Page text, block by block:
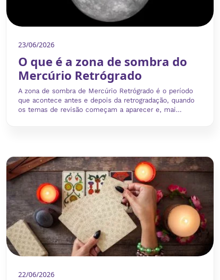
23/06/2026
O que é a zona de sombra do
Mercúrio Retrógrado
A zona de sombra de Mercúrio Retrógrado é o período
que acontece antes e depois da retrogradação, quando
os temas de revisão começam a aparecer e, mai...
22/06/2026